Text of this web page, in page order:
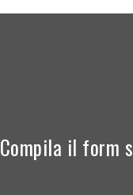
Compila il form